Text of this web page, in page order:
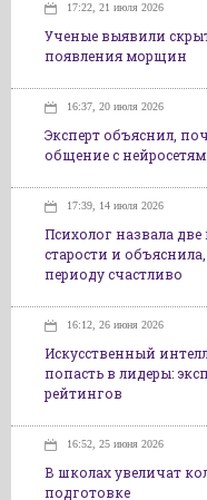
17:22, 21 июля 2026
Ученые выявили
появления морщин
16:37, 20 июля 2026
Эксперт объяснил,
общение с
17:39, 14 июля 2026
Психолог назвала
старости и
периоду счастливо
16:12, 26 июня 2026
Искусственный
попасть в лидеры:
рейтингов
16:52, 25 июня 2026
В школах увеличат
подготовке